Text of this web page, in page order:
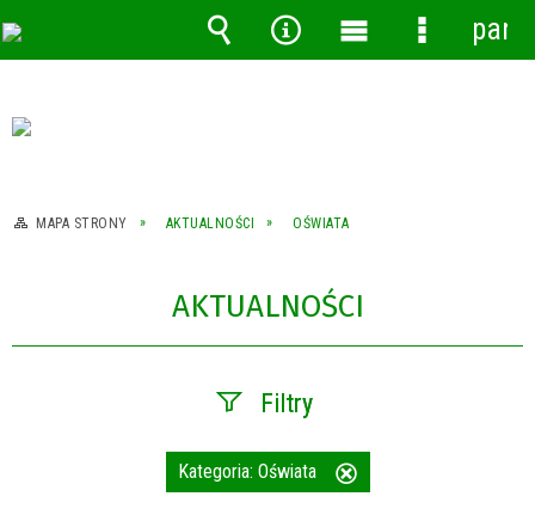
MAPA STRONY AKTUALNOŚCI OŚWIATA
AKTUALNOŚCI
Filtry
Szukana fraza
Kategoria: Oświata
Wyszukiwarka
Narzędzia
MenuMenu